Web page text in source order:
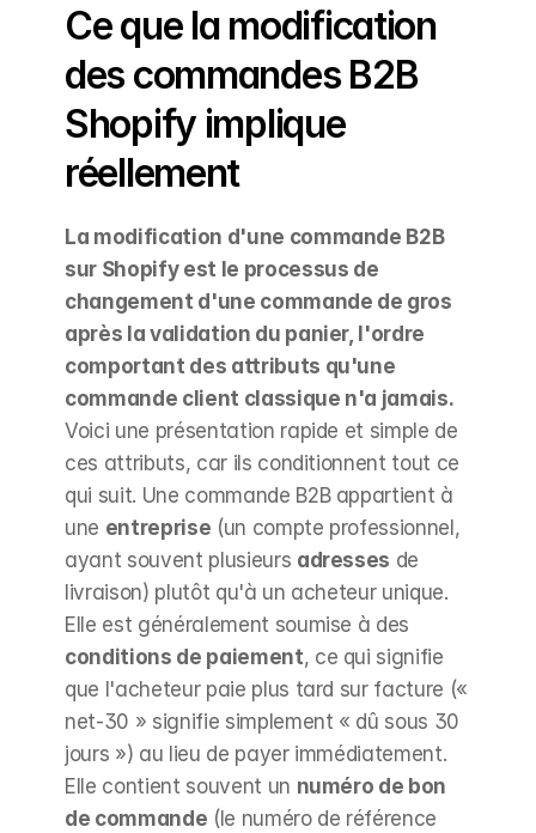
Ce que la modification
des commandes B2B
Shopify implique
réellement
La modification d'une commande B2B
sur Shopify est le processus de
changement d'une commande de gros
après la validation du panier, l'ordre
comportant des attributs qu'une
commande client classique n'a jamais.
Voici une présentation rapide et simple de
ces attributs, car ils conditionnent tout ce
qui suit. Une commande B2B appartient à
une entreprise (un compte professionnel,
ayant souvent plusieurs adresses de
livraison) plutôt qu'à un acheteur unique.
conditions de paiement, ce qui signifie
que l'acheteur paie plus tard sur facture («
net-30 » signifie simplement « dû sous 30
jours ») au lieu de payer immédiatement.
Elle contient souvent un numéro de bon
de commande (le numéro de référence